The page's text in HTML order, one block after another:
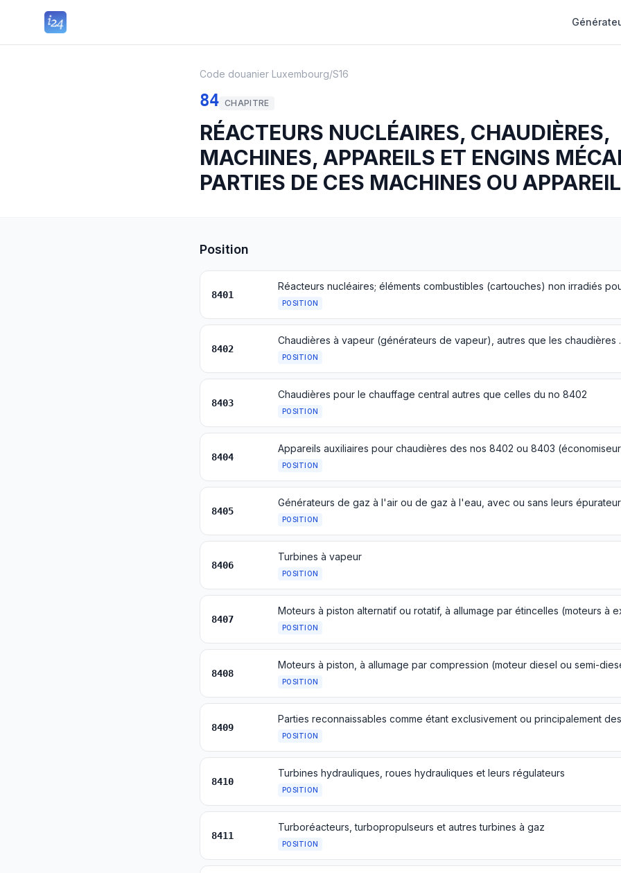
Code douanier Luxembourg/S16
84 CHAPITRE
RÉACTEURS NUCLÉAIRES, CHAUDIÈRES,
MACHINES, APPAREILS ET ENGINS
PARTIES DE CES MACHINES OU
Position
8401
POSITION
8402
Chaudières à vapeur (générateurs
POSITION
8403
Chaudières pour le chauffage central autres que celles du no 8402
POSITION
8404
POSITION
8405
POSITION
8406
Turbines à vapeur
POSITION
8407
POSITION
8408
Moteurs à piston, à allumage par compression (moteur diesel ou semi-
POSITION
8409
POSITION
8410
Turbines hydrauliques, roues hydrauliques et leurs régulateurs
POSITION
8411
Turboréacteurs, turbopropulseurs et autres turbines à gaz
POSITION